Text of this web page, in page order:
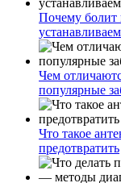
Почему болит
Чем
популярные
Что такое
предотвратить